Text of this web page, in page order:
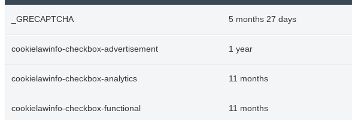
_GRECAPTCHA 5 months 27 days
cookielawinfo-checkbox-advertisement 1 year
cookielawinfo-checkbox-analytics 11 months
cookielawinfo-checkbox-functional 11 months